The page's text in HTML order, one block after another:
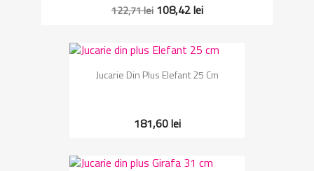
122,71 lei 108,42 lei
Jucarie Din Plus Elefant 25 Cm
181,60 lei